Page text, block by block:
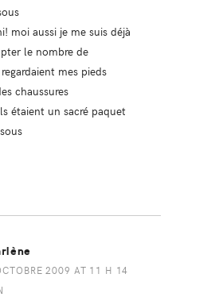
moi aussi je me suis déjà
le nombre de
mes pieds
chaussures
étaient un sacré paquet
2009 AT 11 H 14